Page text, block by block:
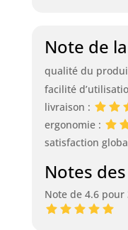
Note de
qualité du
facilité
livraison :
ergonomie :
satisfaction
Notes
Note de 4.6